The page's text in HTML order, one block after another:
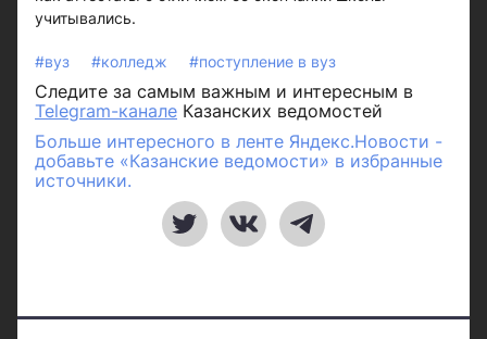
учитывались.
#вуз #колледж #поступление в вуз
Следите за самым важным и интересным в
Telegram-канале Казанских ведомостей
Больше интересного в ленте Яндекс.Новости -
добавьте «Казанские ведомости» в избранные
источники.